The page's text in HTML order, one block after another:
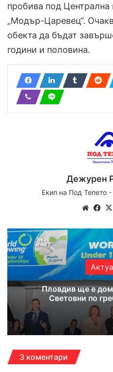
пробива под Централна
„Модър-Царевец“.
обекта да бъдат
години и половина.
Дежурен
Екип на Под Тепето
We
te
Fa
bo
ok
Пловдив ще е
Световни по
3 коментари